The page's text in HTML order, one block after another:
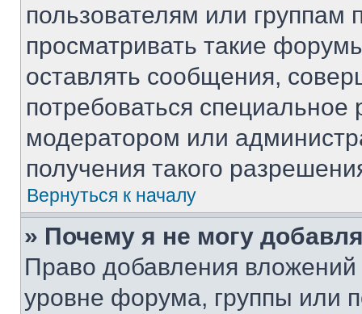
пользователям или группам
просматривать такие
оставлять сообщения,
потребоваться
модератором или
получения такого
Вернуться к началу
» Почему я не могу
Право добавления
уровне форума, группы или